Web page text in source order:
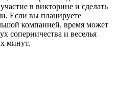
в викторине и сделать
Если вы планируете
компанией, время может
соперничества и веселья
минут.